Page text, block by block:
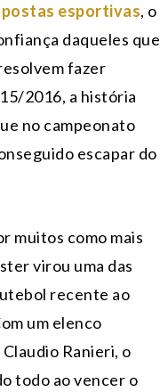
esportivas, o
daqueles que
fazer
2016, a história
no campeonato
escapar do
muitos como mais
virou uma das
recente ao
um elenco
Ranieri, o
todo ao vencer o